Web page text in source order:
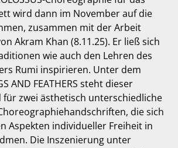
wird dann im November auf die
zusammen mit der Arbeit
Akram Khan (8.11.25). Er ließ sich
wie auch den Lehren des
Rumi inspirieren. Unter dem
AND FEATHERS steht dieser
für zwei ästhetisch unterschiedliche
die sich
Aspekten individueller Freiheit in
Die Inszenierung unter